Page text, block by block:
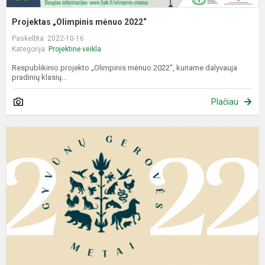
Projektas „Olimpinis mėnuo 2022“
Paskelbta: 2022-10-16
Kategorija: Projektinė veikla
Respublikinio projekto „Olimpinis mėnuo 2022“, kuriame dalyvauja
pradinių klasių...
Plačiau